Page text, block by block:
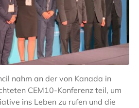
nahm an der von Kanada in
CEM10-Konferenz teil, um
ins Leben zu rufen und die